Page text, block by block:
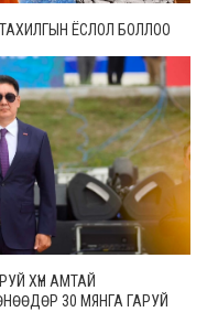
ЁСЛОЛ БОЛЛОО
ХҮН АМТАЙ
30 МЯНГА ГАРУЙ